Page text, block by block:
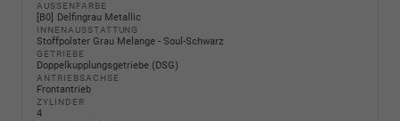
AUSSENFARBE
B0 Delfingrau Metallic
INNENAUSSTATTUNG
Stoffpolster Grau Melange - Soul-Schwarz
GETRIEBE
Doppelkupplungsgetriebe (DSG)
ANTRIEBSACHSE
Frontantrieb
ZYLINDER
4